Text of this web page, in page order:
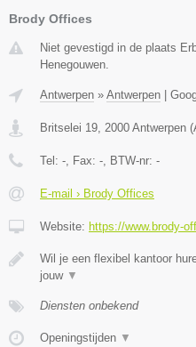
Brody Offices
Niet gevestigd in de plaats
Henegouwen.
Antwerpen » Antwerpen
Britselei 19, 2000 Antwerpen (
Tel: -, Fax: -, BTW-nr: -
E-mail › Brody Offices
Website: https://www.brody-
Wil je een flexibel kantoor
jouw ▼
Diensten onbekend
Openingstijden ▼